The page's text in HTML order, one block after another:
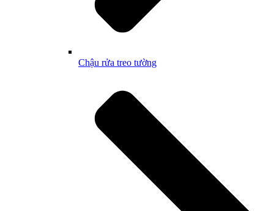
Chậu rửa treo tường